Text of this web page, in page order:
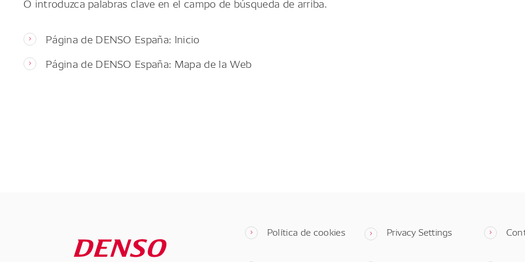
Página de DENSO España: Inicio
Página de DENSO España: Mapa de la Web
Política de cookies Privacy Settings